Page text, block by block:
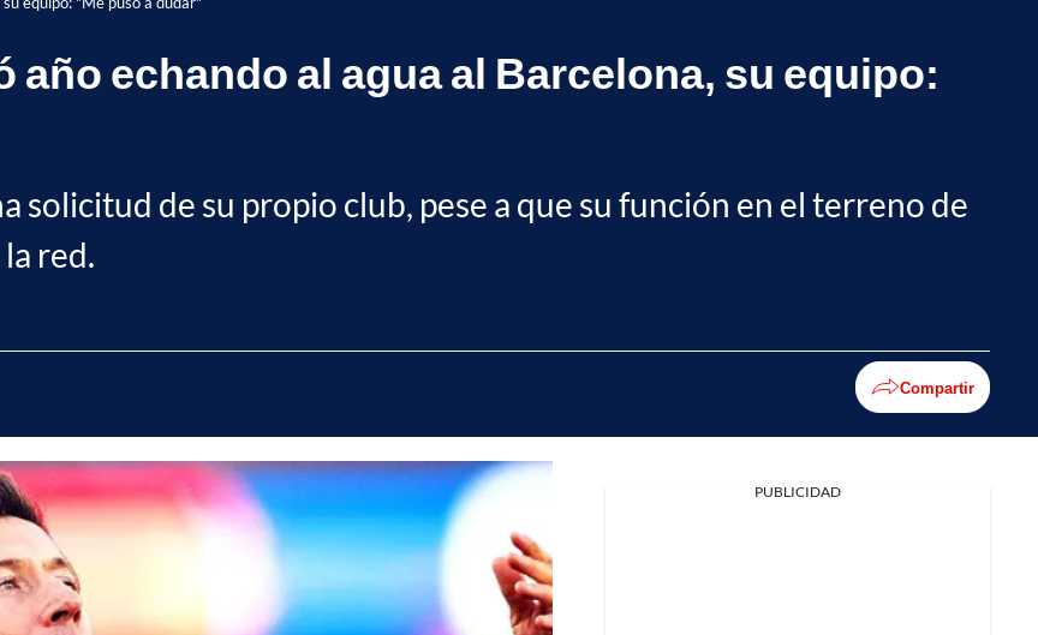
echando al agua al Barcelona, su equipo:
solicitud de su propio club, pese a que su función en el terreno de
red.
Compartir
PUBLICIDAD